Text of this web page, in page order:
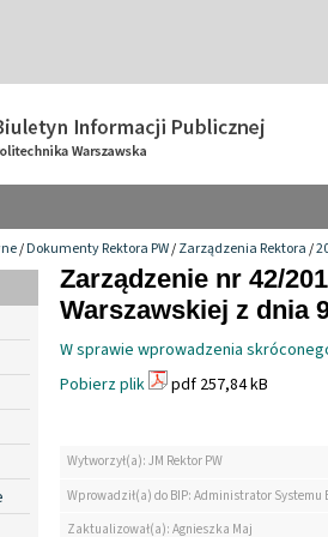
/Dokumenty Rektora PW/Zarządzenia Rektora/
Zarządzenie nr 42/
Warszawskiej z dnia
W sprawie wprowadzenia
Pobierz plik
pdf 257,84 kB
Wytworzył(a): JM Rektor PW
Wprowadził(a) do BIP: Administrator Systemu
Zaktualizował(a): Agnieszka Maj